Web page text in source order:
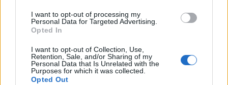
I want to opt-out of processing my
Personal Data for Targeted Advertising.
Opted In
I want to opt-out of Collection, Use,
Retention, Sale, and/or Sharing of my
Personal Data that Is Unrelated with the
Purposes for which it was collected.
Opted Out